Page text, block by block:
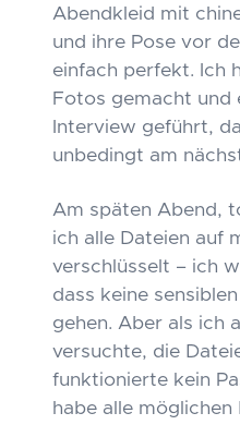
Abendkleid mit
und ihre Pose vor
einfach perfekt. Ich
Fotos gemacht und
Interview geführt,
unbedingt am
Am späten Abend,
ich alle Dateien auf
verschlüsselt – ich
dass keine
gehen. Aber als ich
versuchte, die
funktionierte kein
habe alle